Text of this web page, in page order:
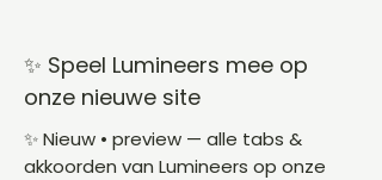
✨ Speel Lumineers mee op
onze nieuwe site
✨ Nieuw • preview — alle tabs &
akkoorden van Lumineers op onze